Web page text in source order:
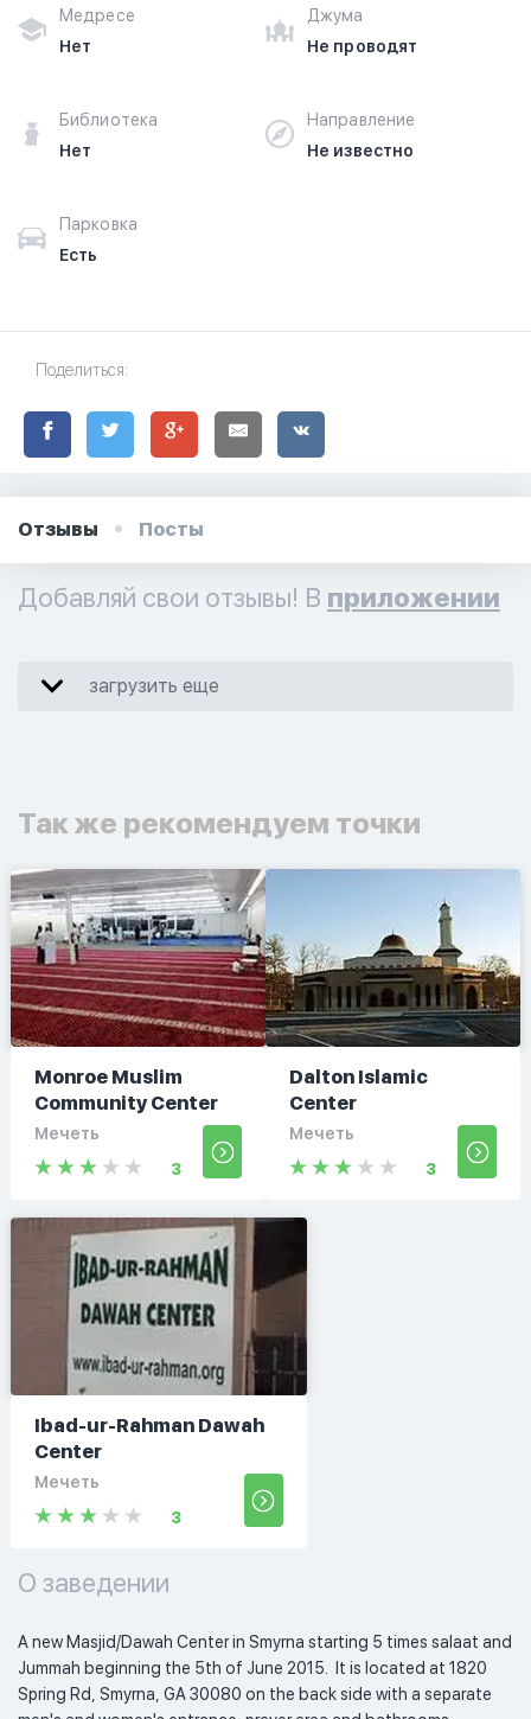
Медресе
Нет
Джума
Не проводят
Библиотека
Нет
Направление
Не известно
Парковка
Есть
Поделиться:
Отзывы Посты
Добавляй свои отзывы! В приложении
загрузить еще
Так же рекомендуем точки
Monroe Muslim
Community Center
Мечеть
3
Dalton Islamic
Center
Мечеть
3
Ibad-ur-Rahman Dawah
Center
Мечеть
3
О заведении
A new Masjid/Dawah Center in Smyrna starting 5 times salaat and
Jummah beginning the 5th of June 2015.  It is located at 1820
Spring Rd, Smyrna, GA 30080 on the back side with a separate